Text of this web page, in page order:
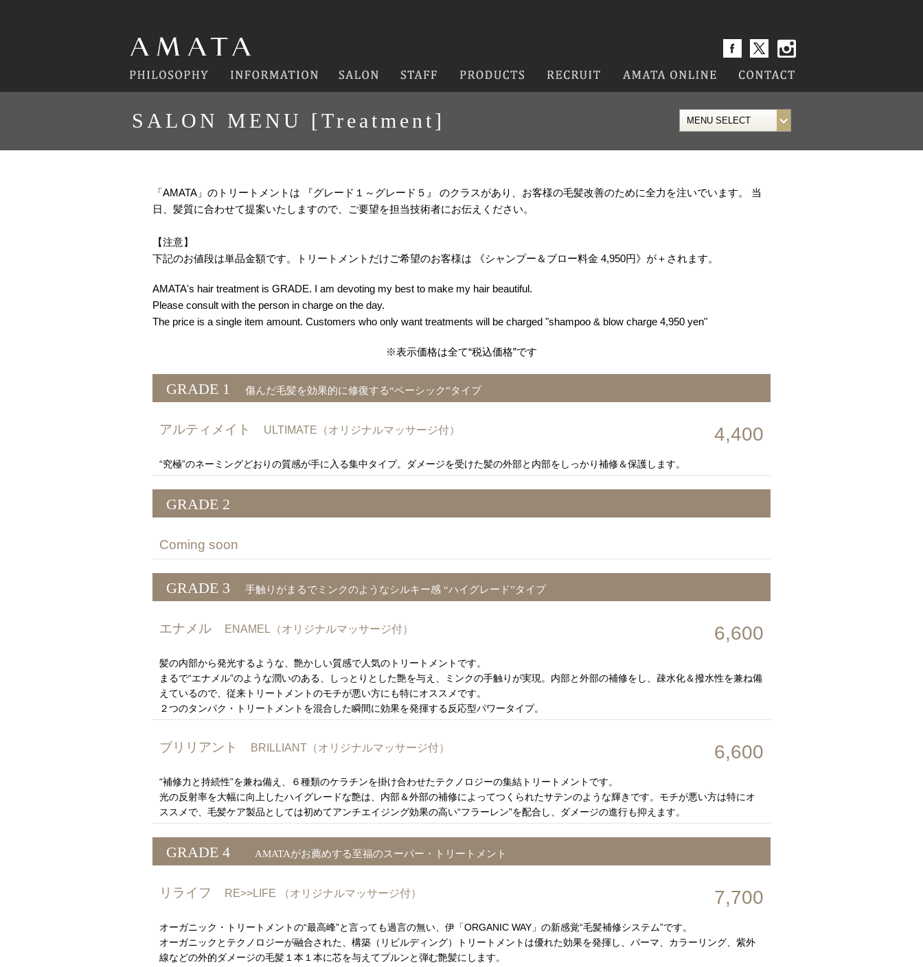
SALON MENU [Treatment]
「AMATA」のトリートメントは 『グレード１～グレード５』 のクラスがあり、お客様の毛髪改善のために全力を注いでいます。 当
日、髪質に合わせて提案いたしますので、ご要望を担当技術者にお伝えください。
【注意】
下記のお値段は単品金額です。トリートメントだけご希望のお客様は 《シャンプー＆ブロー料金 4,950円》が＋されます。
AMATA's hair treatment is GRADE. I am devoting my best to make my hair beautiful.
Please consult with the person in charge on the day.
The price is a single item amount. Customers who only want treatments will be charged "shampoo & blow charge 4,950 yen"
※表示価格は全て“税込価格”です
GRADE 1 傷んだ毛髪を効果的に修復する“ベーシック”タイプ
アルティメイト ULTIMATE（オリジナルマッサージ付） 4,400
“究極”のネーミングどおりの質感が手に入る集中タイプ。ダメージを受けた髪の外部と内部をしっかり補修＆保護します。
GRADE 2
Coming soon
GRADE 3 手触りがまるでミンクのようなシルキー感 “ハイグレード”タイプ
エナメル ENAMEL（オリジナルマッサージ付） 6,600
髪の内部から発光するような、艶かしい質感で人気のトリートメントです。
まるで“エナメル”のような潤いのある、しっとりとした艶を与え、ミンクの手触りが実現。内部と外部の補修をし、疎水化＆撥水性を兼ね備
えているので、従来トリートメントのモチが悪い方にも特にオススメです。
２つのタンパク・トリートメントを混合した瞬間に効果を発揮する反応型パワータイプ。
ブリリアント BRILLIANT（オリジナルマッサージ付） 6,600
“補修力と持続性”を兼ね備え、６種類のケラチンを掛け合わせたテクノロジーの集結トリートメントです。
光の反射率を大幅に向上したハイグレードな艶は、内部＆外部の補修によってつくられたサテンのような輝きです。モチが悪い方は特にオ
ススメで、毛髪ケア製品としては初めてアンチエイジング効果の高い“フラーレン”を配合し、ダメージの進行も抑えます。
GRADE 4 AMATAがお薦めする至福のスーパー・トリートメント
リライフ RE>>LIFE （オリジナルマッサージ付） 7,700
オーガニック・トリートメントの“最高峰”と言っても過言の無い、伊「ORGANIC WAY」の新感覚“毛髪補修システム”です。
オーガニックとテクノロジーが融合された、構築（リビルディング）トリートメントは優れた効果を発揮し、パーマ、カラーリング、紫外
線などの外的ダメージの毛髪１本１本に芯を与えてプルンと弾む艶髪にします。